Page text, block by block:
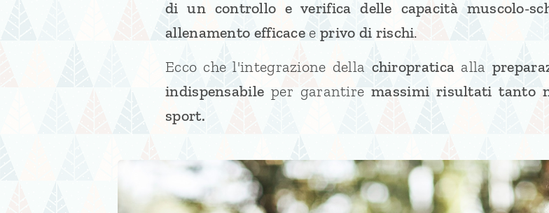
di un controllo e verifica delle capacità muscolo-
allenamento efficacee privo di rischi.
Ecco che l'integrazione della chiropratica alla
indispensabile per garantiremassimi risultati tanto
sport.